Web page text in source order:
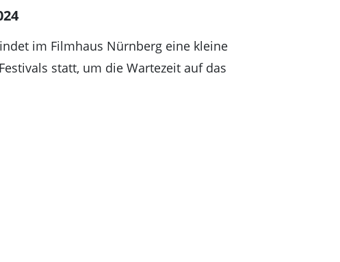
im Filmhaus Nürnberg eine kleine
statt, um die Wartezeit auf das